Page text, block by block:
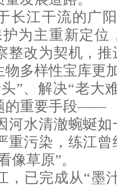
江干流的广阳
为主重新定位
整改为契机，
物多样性宝库更
、解决“老大
的重要手段——
水清澈蜿蜒如
重污染，练江
像草原”。
已完成从“墨汁